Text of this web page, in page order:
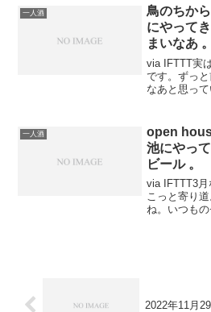
た。もう一
んだかは、
一人酒
鳥のちか
にやって
まいなあ 。
via IFTTT実
です。ずっ
なあと思っ
おじさんで
お腹す...
一人酒
open
池にやっ
ビール 。
via IFTTT3月
こっと寄り
ね。いつもの
2022年11月